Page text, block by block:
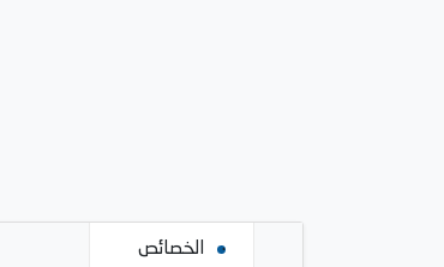
الخصائص